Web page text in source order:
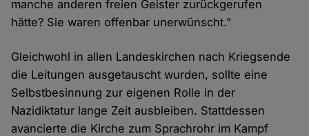
manche anderen freien Geister zurückgerufen
hätte? Sie waren offenbar unerwünscht."
Gleichwohl in allen Landeskirchen nach Kriegsende
die Leitungen ausgetauscht wurden, sollte eine
Selbstbesinnung zur eigenen Rolle in der
Nazidiktatur lange Zeit ausbleiben. Stattdessen
avancierte die Kirche zum Sprachrohr im Kampf